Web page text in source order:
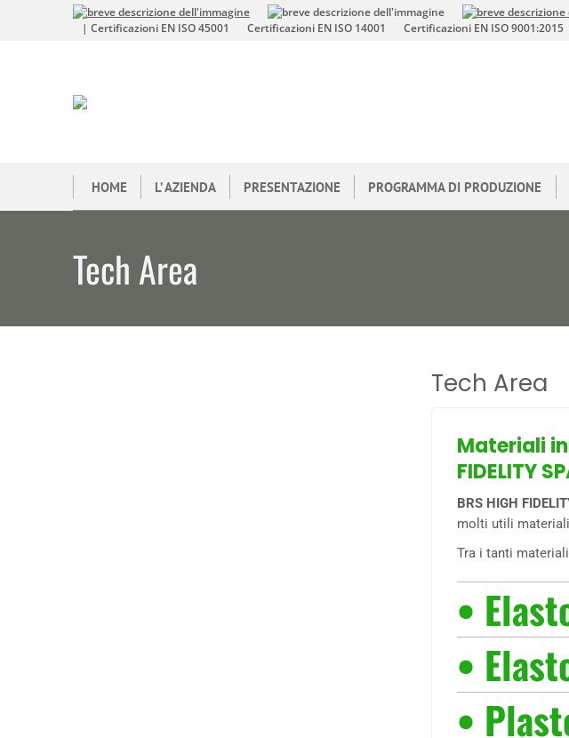
| Certificazioni EN ISO 45001 Certificazioni EN ISO 14001 Certificazioni EN ISO 9001:2015
HOME L’ AZIENDA PRESENTAZIONE PROGRAMMA DI PRODUZIONE
Tech Area
Tu sei qui:
Tech Area
Materiali
FIDELITY
BRS HIGH
molti utili
Tra i tanti
•
•
•